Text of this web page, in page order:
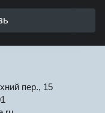
пер., 15